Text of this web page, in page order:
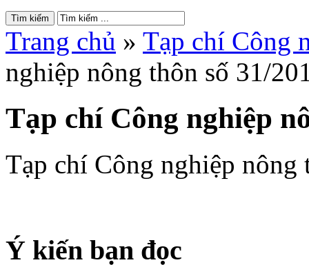
Trang chủ » Tạp chí Công
nghiệp nông thôn số 31/
Tạp chí Công nghiệp
Tạp chí Công nghiệp nông
Ý kiến bạn đọc